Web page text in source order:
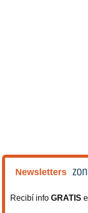
Newsletters
Recibí infoGRATIS